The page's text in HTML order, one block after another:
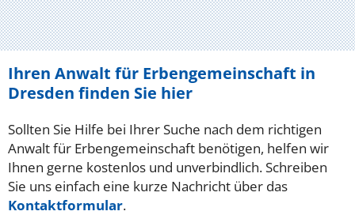
Ihren Anwalt für Erbengemeinschaft in
Dresden finden Sie hier
Sollten Sie Hilfe bei Ihrer Suche nach dem richtigen
Anwalt für Erbengemeinschaft benötigen, helfen wir
Ihnen gerne kostenlos und unverbindlich. Schreiben
Sie uns einfach eine kurze Nachricht über das
Kontaktformular.